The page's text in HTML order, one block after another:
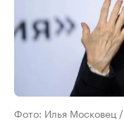
Фото: Илья Московец /